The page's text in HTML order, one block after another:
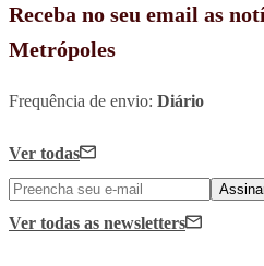
Receba no seu email as
Metrópoles
Frequência de envio: Diário
Ver todas
Ver todas as newsletters